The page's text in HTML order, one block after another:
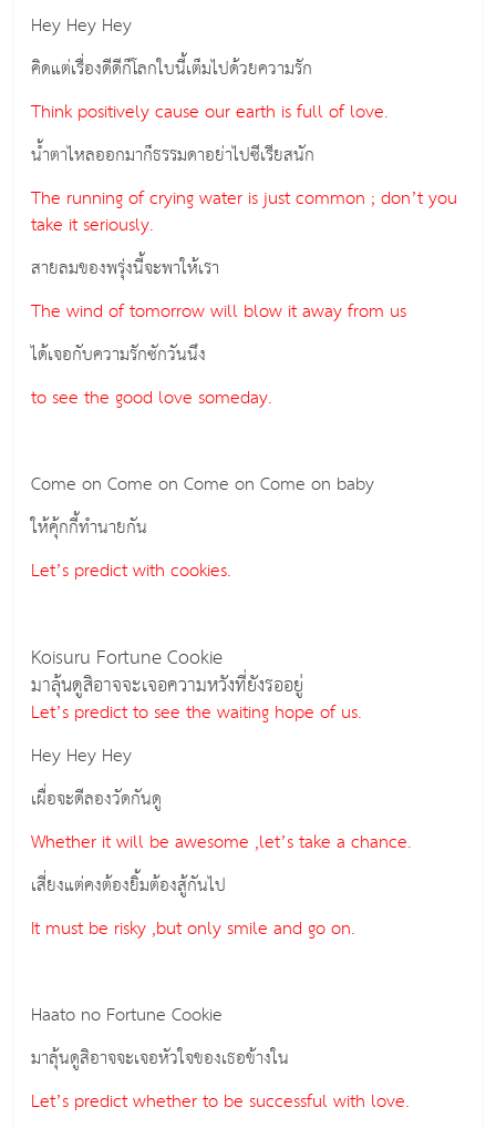
Hey Hey Hey
คิดแต่เรื่องดีดีก็โลกใบนี้เต็มไปด้วยความรัก
Think positively cause our earth is full of love.
น้ำตาไหลออกมาก็ธรรมดาอย่าไปซีเรียสนัก
The running of crying water is just common ; don’t you
take it seriously.
สายลมของพรุ่งนี้จะพาให้เรา
The wind of tomorrow will blow it away from us
ได้เจอกับความรักซักวันนึง
to see the good love someday.
Come on Come on Come on Come on baby
ให้คุ้กกี้ทำนายกัน
Let’s predict with cookies.
Koisuru Fortune Cookie
มาลุ้นดูสิอาจจะเจอความหวังที่ยังรออยู่
Let’s predict to see the waiting hope of us.
Hey Hey Hey
เผื่อจะดีลองวัดกันดู
Whether it will be awesome ,let’s take a chance.
เสี่ยงแต่คงต้องยิ้มต้องสู้กันไป
It must be risky ,but only smile and go on.
Haato no Fortune Cookie
มาลุ้นดูสิอาจจะเจอหัวใจของเธอข้างใน
Let’s predict whether to be successful with love.